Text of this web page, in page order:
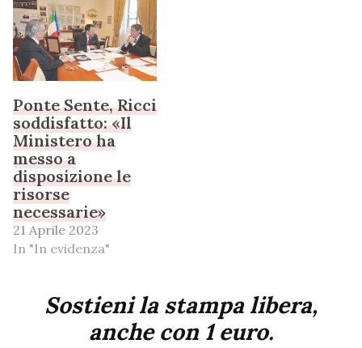
Ponte Sente, Ricci
soddisfatto: «Il
Ministero ha
messo a
disposizione le
risorse
necessarie»
21 Aprile 2023
In "In evidenza"
Sostieni la stampa libera,
anche con 1 euro.